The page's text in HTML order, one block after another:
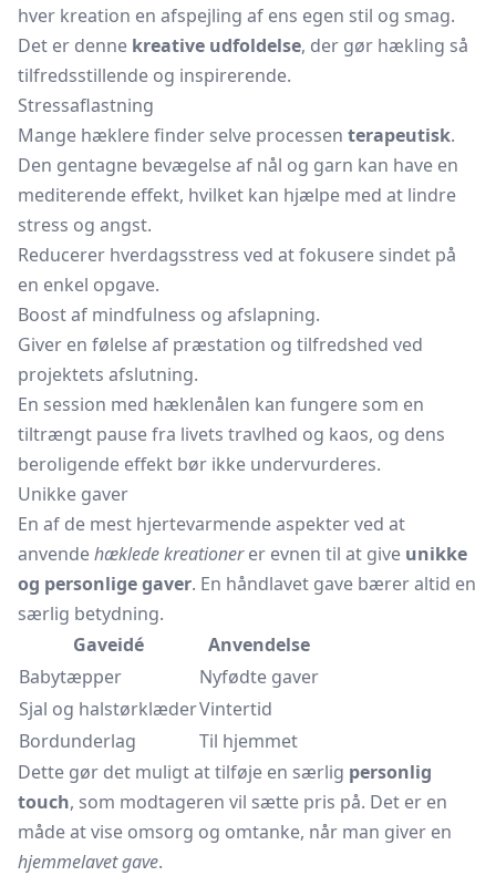
hver kreation en afspejling af ens egen stil og smag.
Det er denne kreative udfoldelse, der gør hækling så
tilfredsstillende og inspirerende.
Stressaflastning
Mange hæklere finder selve processen terapeutisk.
Den gentagne bevægelse af nål og garn kan have en
mediterende effekt, hvilket kan hjælpe med at lindre
stress og angst.
Reducerer hverdagsstress ved at fokusere sindet på
en enkel opgave.
Boost af mindfulness og afslapning.
Giver en følelse af præstation og tilfredshed ved
projektets afslutning.
En session med hæklenålen kan fungere som en
tiltrængt pause fra livets travlhed og kaos, og dens
beroligende effekt bør ikke undervurderes.
Unikke gaver
En af de mest hjertevarmende aspekter ved at
anvendehæklede kreationerer evnen til at give unikke
og personlige gaver. En håndlavet gave bærer altid en
særlig betydning.
Gaveidé
Anvendelse
Babytæpper
Nyfødte gaver
Sjal og halstørklæderVintertid
Bordunderlag
Til hjemmet
Dette gør det muligt at tilføje en særlig personlig
touch, som modtageren vil sætte pris på. Det er en
måde at vise omsorg og omtanke, når man giver en
hjemmelavet gave.